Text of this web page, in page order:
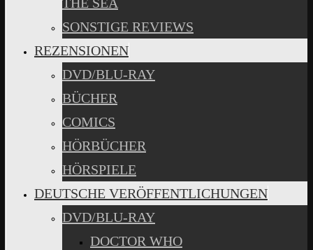
SONSTIGE REVIEWS
REZENSIONEN
DVD/BLU-RAY
BÜCHER
COMICS
HÖRBÜCHER
HÖRSPIELE
DEUTSCHE VERÖFFENTLICHUNGEN
DVD/BLU-RAY
DOCTOR WHO